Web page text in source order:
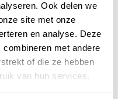
Ook delen we
site met onze
en analyse. Deze
met andere
of die ze hebben
van hun services.
dan is dit zeker